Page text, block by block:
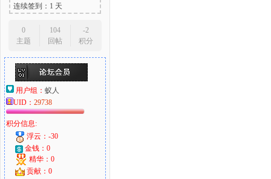
连续签到：1 天
0
主题
104
回帖
-2
积分
用户组： 蚁人
UID： 29738
积分信息:
浮云：-30
金钱：0
精华：0
贡献：0